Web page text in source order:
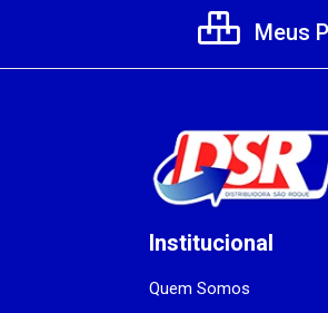
Meus
Institucional
Quem Somos